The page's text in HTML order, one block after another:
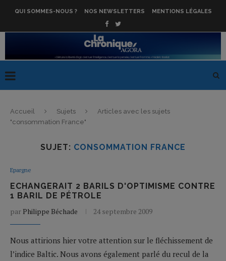
QUI SOMMES-NOUS ? NOS NEWSLETTERS MENTIONS LÉGALES
Accueil Sujets
Articles avec les sujets
"consommation France"
SUJET: CONSOMMATION FRANCE
Epargne
ECHANGERAIT 2 BARILS D'OPTIMISME CONTRE
1 BARIL DE PÉTROLE
par Philippe Béchade 24 septembre 2009
Nous attirions hier votre attention sur le fléchissement de
l’indice Baltic. Nous avons également parlé du recul de la